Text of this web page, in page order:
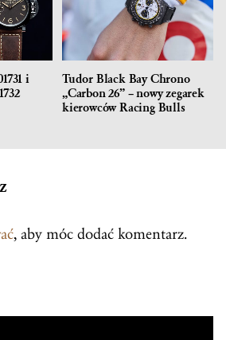
i
Tudor Black Bay Chrono
„Carbon 26” – nowy zegarek
kierowców Racing Bulls
, aby móc dodać komentarz.